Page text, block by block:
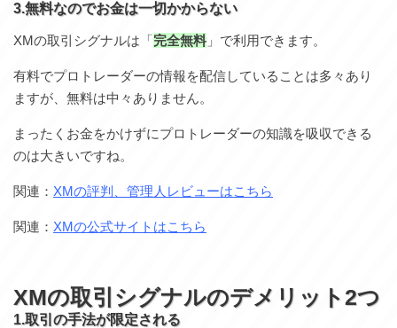
3.無料なのでお金は一切かからない
XMの取引シグナルは「完全無料 」で利用できます。
有料でプロトレーダーの情報を配信していることは多々あり
ますが、無料は中々ありません。
まったくお金をかけずにプロトレーダーの知識を吸収できる
のは大きいですね。
関連： XMの評判、管理人レビューはこちら
関連： XMの公式サイトはこちら
XMの取引シグナルのデメリット2つ
1.取引の手法が限定される